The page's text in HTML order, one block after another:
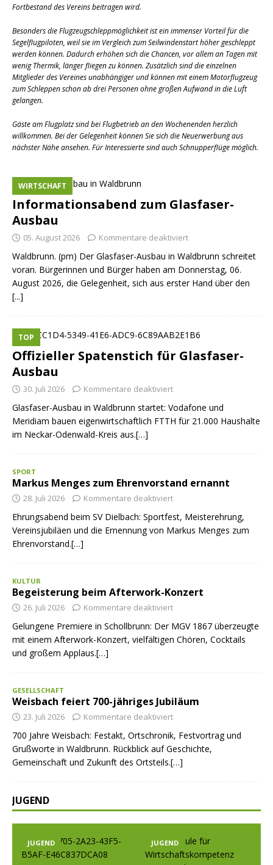
Fortbestand des Vereins beitragen wird.
Besonders die Flugzeugschleppmöglichkeit ist ein immenser Vorteil für die
Segelflugpiloten, weil sie im Vergleich zum Seilwindenstart höher geschleppt
werden können. Dadurch erhöhen sich die Chancen, vor allem an Tagen mit
wenig Thermik, länger fliegen zu können. Zusätzlich sind die einzelnen
Mitglieder des Vereines unabhängiger und können mit einem Motorflugzeug
zum Schleppen schon ab drei Personen ohne großen Aufwand in die Luft
gelangen.
Gäste am Flugplatz sind bei Flugbetrieb an den Wochenenden herzlich
willkommen. Bei der Gelegenheit können Sie sich die Neuerwerbung aus
nächster Nähe ansehen. Für Interessierte sind auch Schnupperflüge möglich.
Informationsabend zum Glasfaser-
Ausbau
WIRTSCHAFT
05. August 2026 Kommentare deaktiviert
Waldbrunn. (pm) Der Glasfaser-Ausbau in Waldbrunn schreitet
voran. Bürgerinnen und Bürger haben am Donnerstag, 06.
August 2026, die Gelegenheit, sich aus erster Hand über den
[...]
Offizieller Spatenstich für Glasfaser-
Ausbau
TOP
30. Juli 2026 Kommentare deaktiviert
Glasfaser-Ausbau in Waldbrunn startet: Vodafone und
Meridiam bauen eigenwirtschaftlich FTTH für 21.000 Haushalte
im Neckar-Odenwald-Kreis aus.[…]
SPORT
Markus Menges zum Ehrenvorstand ernannt
28. Juli 2026 Kommentare deaktiviert
Ehrungsabend beim SV Dielbach: Sportfest, Meisterehrung,
Vereinsjubiläen und die Ernennung von Markus Menges zum
Ehrenvorstand.[…]
KULTUR
Begeisterung beim Afterwork-Konzert
26. Juli 2026 Kommentare deaktiviert
Gelungene Premiere in Schollbrunn: Der MGV 1867 überzeugte
mit einem Afterwork-Konzert, vielfältigen Chören, Cocktails
und großem Applaus.[…]
GESELLSCHAFT
Weisbach feiert 700-jähriges Jubiläum
23. Juli 2026 Kommentare deaktiviert
700 Jahre Weisbach: Festakt, Ortschronik, Festvortrag und
Grußworte in Waldbrunn. Rückblick auf Geschichte,
Gemeinschaft und Zukunft des Ortsteils.[…]
JUGEND
JUGEND JUGEND